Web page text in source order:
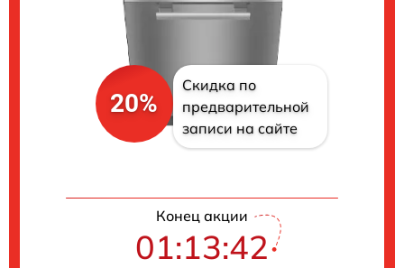
20%
Скидка по
предварительной
записи на сайте
Конец акции
01:13:42